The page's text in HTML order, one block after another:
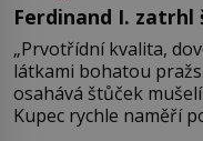
Ferdinand I.
„Prvotřídní kvalita,
látkami bohatou
osahává štůček
Kupec rychle naměří